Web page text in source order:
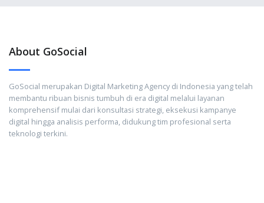
About GoSocial
GoSocial merupakan Digital Marketing Agency di Indonesia yang telah
membantu ribuan bisnis tumbuh di era digital melalui layanan
komprehensif mulai dari konsultasi strategi, eksekusi kampanye
digital hingga analisis performa, didukung tim profesional serta
teknologi terkini.